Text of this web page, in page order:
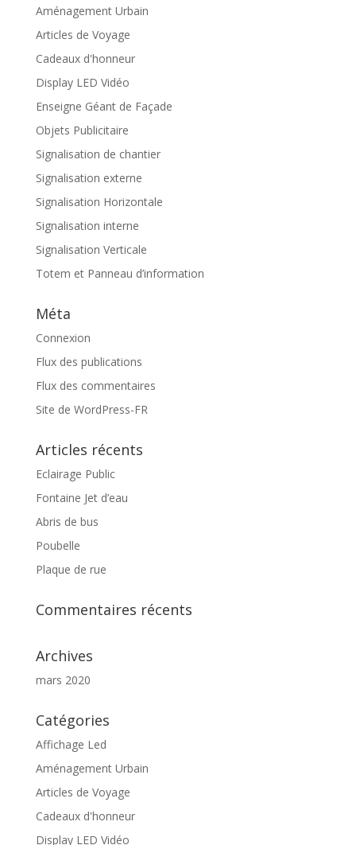
Aménagement Urbain
Articles de Voyage
Cadeaux d'honneur
Display LED Vidéo
Enseigne Géant de Façade
Objets Publicitaire
Signalisation de chantier
Signalisation externe
Signalisation Horizontale
Signalisation interne
Signalisation Verticale
Totem et Panneau d’information
Méta
Connexion
Flux des publications
Flux des commentaires
Site de WordPress-FR
Articles récents
Eclairage Public
Fontaine Jet d’eau
Abris de bus
Poubelle
Plaque de rue
Commentaires récents
Archives
mars 2020
Catégories
Affichage Led
Aménagement Urbain
Articles de Voyage
Cadeaux d'honneur
Display LED Vidéo